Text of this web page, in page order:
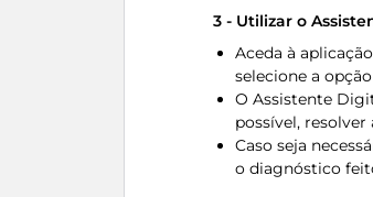
3 - Utilizar o
Aceda à
selecione a
O Assistente
possível,
Caso seja
o diagnóstico